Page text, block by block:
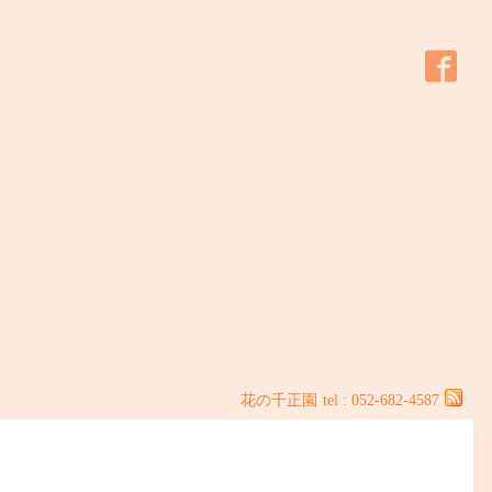
花の千正園 tel : 052-682-4587